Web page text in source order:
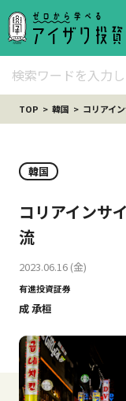
TOP 韓国 コリアイ
韓国
コリアインサ
流
2023.06.16 (金)
有進投資証券
成 承桓